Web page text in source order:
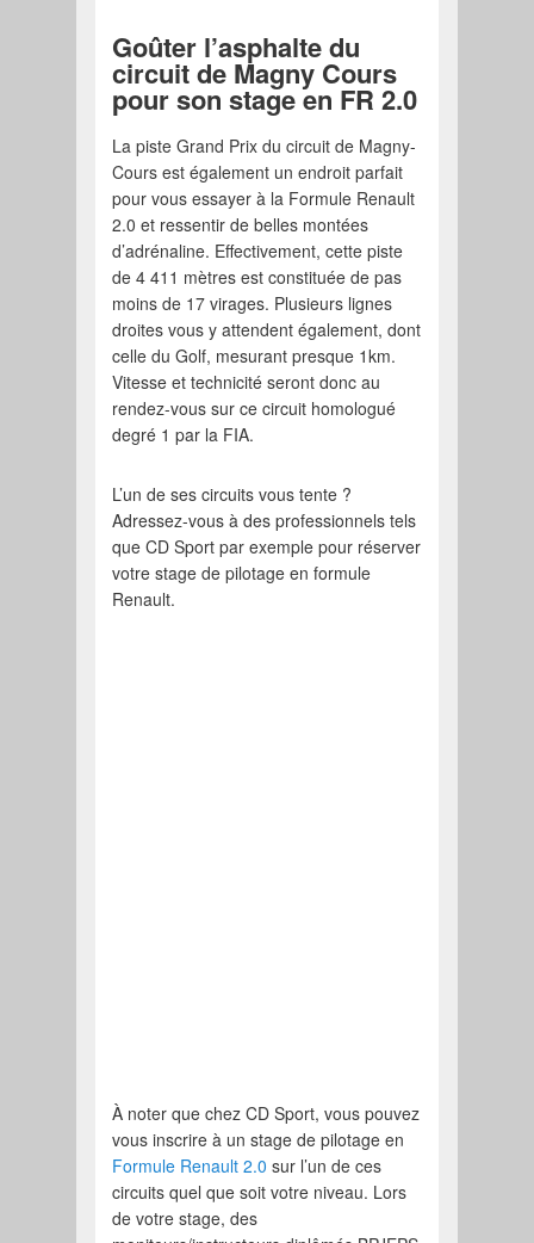
Goûter l’asphalte du
circuit de Magny Cours
pour son stage en FR 2.0
La piste Grand Prix du circuit de Magny-
Cours est également un endroit parfait
pour vous essayer à la Formule Renault
2.0 et ressentir de belles montées
d’adrénaline. Effectivement, cette piste
de 4 411 mètres est constituée de pas
moins de 17 virages. Plusieurs lignes
droites vous y attendent également, dont
celle du Golf, mesurant presque 1km.
Vitesse et technicité seront donc au
rendez-vous sur ce circuit homologué
degré 1 par la FIA.
L’un de ses circuits vous tente ?
Adressez-vous à des professionnels tels
que CD Sport par exemple pour réserver
votre stage de pilotage en formule
Renault.
À noter que chez CD Sport, vous pouvez
vous inscrire à un stage de pilotage en
Formule Renault 2.0 sur l’un de ces
circuits quel que soit votre niveau. Lors
de votre stage, des